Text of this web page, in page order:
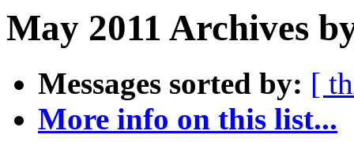
May 2011 Archives
Messages sorted by: [
More info on this list...